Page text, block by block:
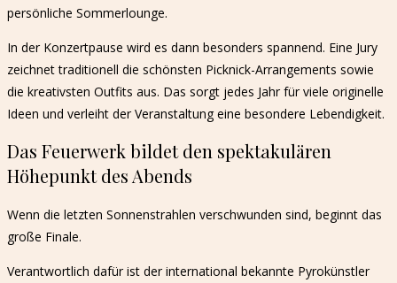
persönliche Sommerlounge.
In der Konzertpause wird es dann besonders spannend. Eine Jury
zeichnet traditionell die schönsten Picknick-Arrangements sowie
die kreativsten Outfits aus. Das sorgt jedes Jahr für viele originelle
Ideen und verleiht der Veranstaltung eine besondere Lebendigkeit.
Das Feuerwerk bildet den spektakulären
Höhepunkt des Abends
Wenn die letzten Sonnenstrahlen verschwunden sind, beginnt das
große Finale.
Verantwortlich dafür ist der international bekannte Pyrokünstler